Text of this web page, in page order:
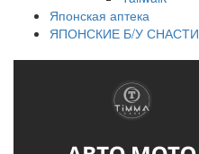
Японская аптека
ЯПОНСКИЕ Б/У СНАСТИ